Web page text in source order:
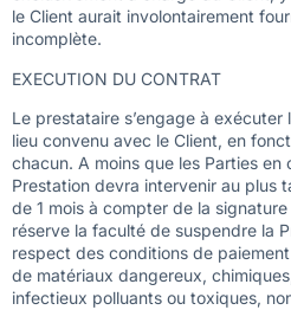
le Client aurait involontairement
incomplète.
EXECUTION DU CONTRAT
Le prestataire s’engage à
lieu convenu avec le Client, en
chacun. A moins que les Parties en
Prestation devra intervenir au plus
de 1 mois à compter de la
réserve la faculté de suspendre la
respect des conditions de
de matériaux dangereux,
infectieux polluants ou toxiques,